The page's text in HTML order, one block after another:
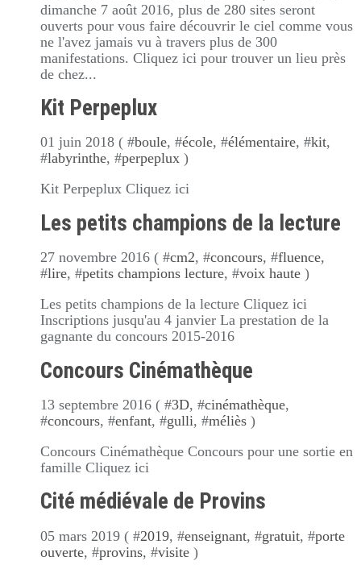
dimanche 7 août 2016, plus de 280 sites seront
ouverts pour vous faire découvrir le ciel comme vous
ne l'avez jamais vu à travers plus de 300
manifestations. Cliquez ici pour trouver un lieu près
de chez...
Kit Perpeplux
01 juin 2018 ( #boule, #école, #élémentaire, #kit,
#labyrinthe, #perpeplux )
Kit Perpeplux Cliquez ici
Les petits champions de la lecture
27 novembre 2016 ( #cm2, #concours, #fluence,
#lire, #petits champions lecture, #voix haute )
Les petits champions de la lecture Cliquez ici
Inscriptions jusqu'au 4 janvier La prestation de la
gagnante du concours 2015-2016
Concours Cinémathèque
13 septembre 2016 ( #3D, #cinémathèque,
#concours, #enfant, #gulli, #méliès )
Concours Cinémathèque Concours pour une sortie en
famille Cliquez ici
Cité médiévale de Provins
05 mars 2019 ( #2019, #enseignant, #gratuit, #porte
ouverte, #provins, #visite )